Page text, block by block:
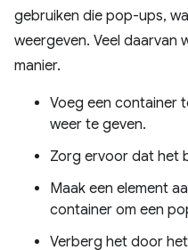
gebruiken die pop-ups,
weergeven. Veel daarvan
manier.
Voeg een container
weer te geven.
Zorg ervoor dat het
Maak een element
container om een
Verberg het door